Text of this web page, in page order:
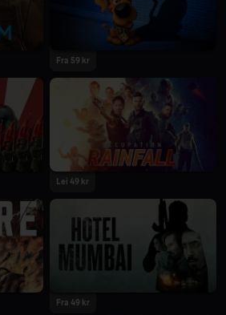
Fra 59 kr
Lei 49 kr
Fra 49 kr